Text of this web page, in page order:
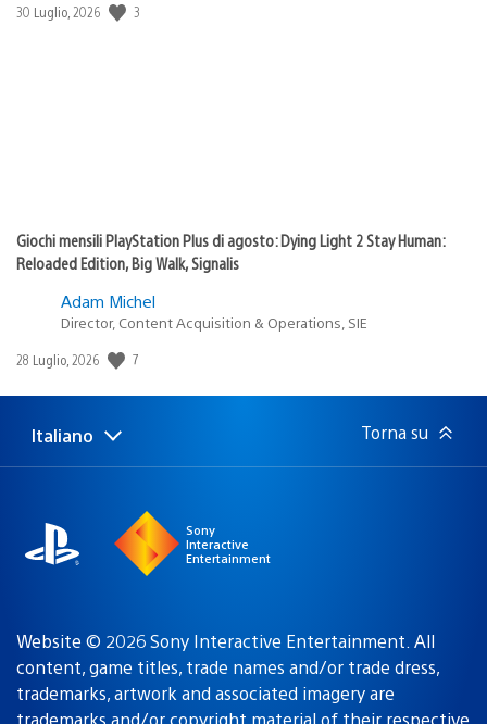
Data
30 Luglio, 2026 3
Giochi mensili PlayStation Plus di agosto: Dying Light 2 Stay Human:
Reloaded Edition, Big Walk, Signalis
Adam Michel
Director, Content Acquisition & Operations, SIE
Data
pubblicazione:
28 Luglio, 2026 7
Seleziona
una
Regione
attuale:
Italiano Torna su
Sony
Interactive
Entertainment
Website © 2026 Sony Interactive Entertainment. All
content, game titles, trade names and/or trade dress,
trademarks, artwork and associated imagery are
trademarks and/or copyright material of their respective